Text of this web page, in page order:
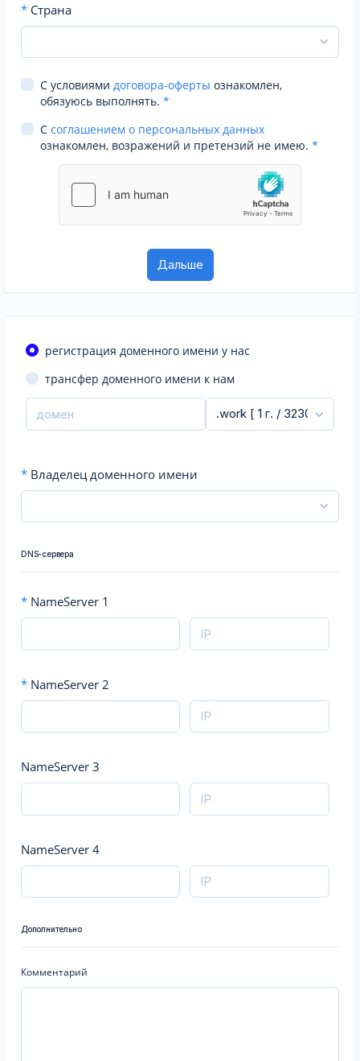
* Страна
С условиями договора-оферты ознакомлен,
обязуюсь выполнять. *
С соглашением о персональных данных
ознакомлен, возражений и претензий не имею. *
регистрация доменного имени у нас
трансфер доменного имени к нам
* Владелец доменного имени
DNS-сервера
* NameServer 1
* NameServer 2
NameServer 3
NameServer 4
Дополнительно
Комментарий